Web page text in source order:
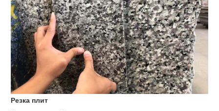
Резка плит